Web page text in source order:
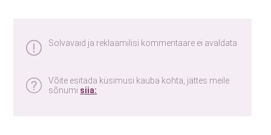
Solvavaid ja reklaamilisi kommentaare ei avaldata
Võite esitada küsimusi kauba kohta, jättes meile
sõnumi siia: